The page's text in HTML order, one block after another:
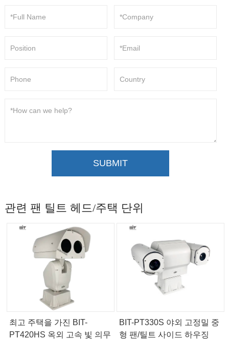
SUBMIT
관련 팬 틸트 헤드/주택 단위
최고 주택을 가진 BIT-
PT420HS 옥외 고속 빛 의무
BIT-PT330S 야외 고정밀 중
형 팬/틸트 사이드 하우징